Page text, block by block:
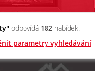
odpovídá 182 nabídek.
parametry vyhledávání